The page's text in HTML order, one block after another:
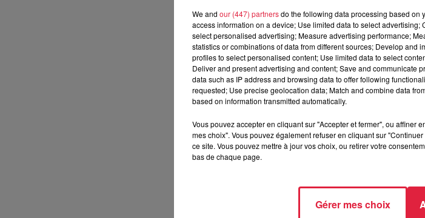
We and our (447) partnersdo the following data processing based on
access information on a device; Use limited data to select
select personalised advertising; Measure advertising performance;
statistics or combinations of data from different sources; Develop and
profiles to select personalised content; Use limited data to select
Deliver and present advertising and content; Save and communicate
data such as IP address and browsing data to offer following
requested; Use precise geolocation data; Match and combine data
based on information transmitted automatically.
Vous pouvez accepter en cliquant sur "Accepter et fermer", ou affiner
mes choix". Vous pouvez également refuser en cliquant sur
ce site. Vous pouvez mettre à jour vos choix, ou retirer votre
bas de chaque page.
Gérer mes choix